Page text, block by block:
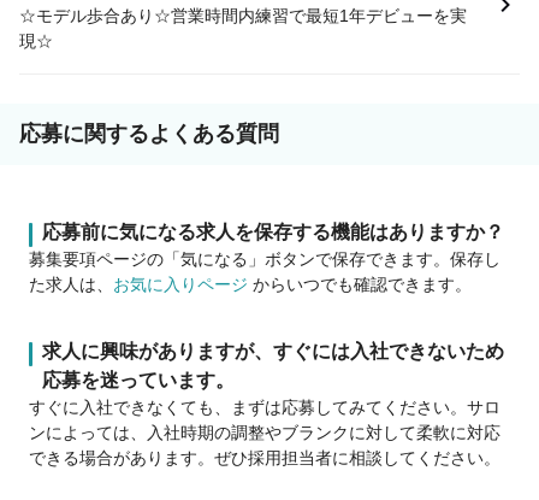
☆モデル歩合あり☆営業時間内練習で最短1年デビューを実
現☆
応募に関するよくある質問
応募前に気になる求人を保存する機能はありますか？
募集要項ページの「気になる」ボタンで保存できます。保存し
た求人は、 お気に入りページ からいつでも確認できます。
求人に興味がありますが、すぐには入社できないため
応募を迷っています。
すぐに入社できなくても、まずは応募してみてください。サロ
ンによっては、入社時期の調整やブランクに対して柔軟に対応
できる場合があります。ぜひ採用担当者に相談してください。